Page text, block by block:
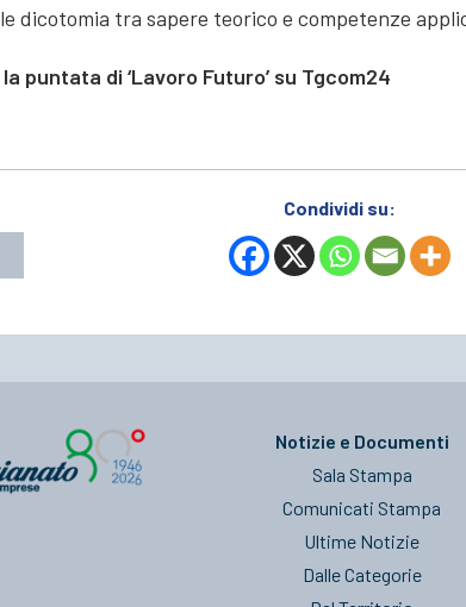
dicotomia tra sapere teorico e competenze
puntata di ‘Lavoro Futuro’ su Tgcom24
Condividi su:
Notizie e Documenti
Sala Stampa
Comunicati Stampa
Ultime Notizie
Dalle Categorie